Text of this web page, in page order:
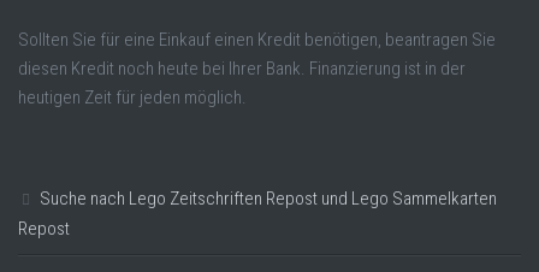
Sollten Sie für eine Einkauf einen Kredit benötigen, beantragen Sie
diesen Kredit noch heute bei Ihrer Bank. Finanzierung ist in der
heutigen Zeit für jeden möglich.
Suche nach Lego Zeitschriften Repost und Lego Sammelkarten
Repost